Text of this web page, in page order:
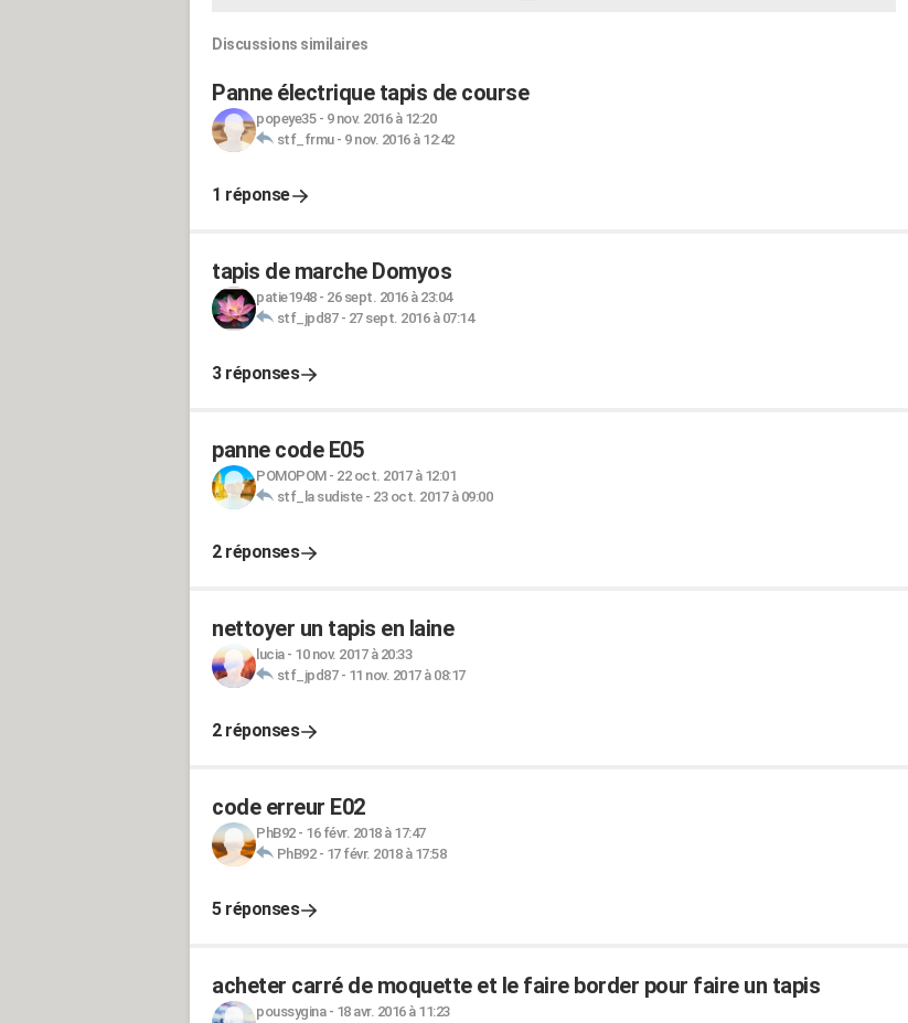
Discussions similaires
Panne électrique tapis de course
popeye35- 9 nov. 2016 à 12:20
stf_frmu- 9 nov. 2016 à 12:42
1 réponse
tapis de marche Domyos
patie1948- 26 sept. 2016 à 23:04
stf_jpd87- 27 sept. 2016 à 07:14
3 réponses
panne code E05
POMOPOM- 22 oct. 2017 à 12:01
stf_la sudiste- 23 oct. 2017 à 09:00
2 réponses
nettoyer un tapis en laine
lucia- 10 nov. 2017 à 20:33
stf_jpd87- 11 nov. 2017 à 08:17
2 réponses
code erreur E02
PhB92- 16 févr. 2018 à 17:47
PhB92- 17 févr. 2018 à 17:58
5 réponses
acheter carré de moquette et le faire border pour faire un tapis
poussygina- 18 avr. 2016 à 11:23